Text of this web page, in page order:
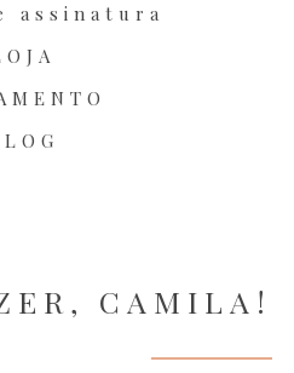
assinatura
CAMILA!